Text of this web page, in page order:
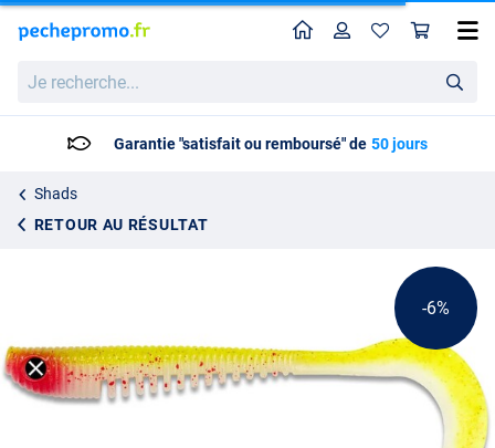
recherche...
HomeProfil
Garantie "satisfait ou remboursé" de 50 jours
Shads
RETOUR AU RÉSULTAT
Leurre souple Monkey Lures Loopy Lui 25cm (22g) (2 pièces)
-6%